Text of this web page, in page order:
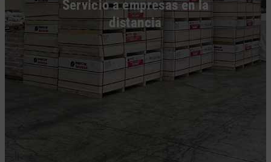
Servicio a empresas en la
distancia